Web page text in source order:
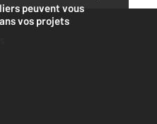
peuvent vous
vos projets
l'agence
estimation